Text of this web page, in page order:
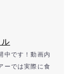
中です！動画内
ーでは実際に食